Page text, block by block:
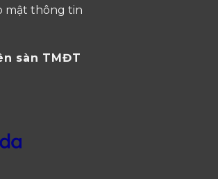
mật thông tin
sàn TMĐT